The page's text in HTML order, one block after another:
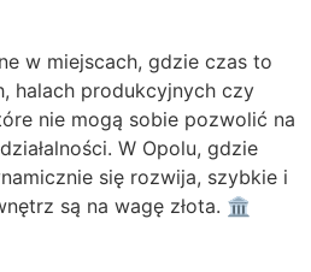
w miejscach, gdzie czas to
halach produkcyjnych czy
nie mogą sobie pozwolić na
W Opolu, gdzie
się rozwija, szybkie i
są na wagę złota. 🏛